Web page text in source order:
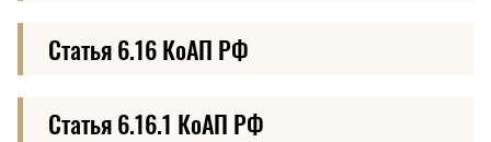
Статья 6.16 КоАП РФ
Статья 6.16.1 КоАП РФ